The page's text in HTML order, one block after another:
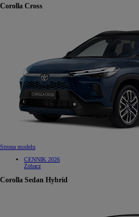
Corolla Cross
Strona modelu
CENNIK 2026
Zobacz
Corolla Sedan Hybrid